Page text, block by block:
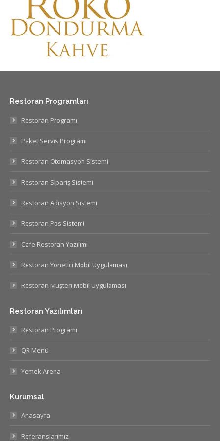
Restoran Programları
Restoran Programı
Paket Servis Programı
Restoran Otomasyon Sistemi
Restoran Sipariş Sistemi
Restoran Adisyon Sistemi
Restoran Pos Sistemi
Cafe Restoran Yazılımı
Restoran Yönetici Mobil Uygulaması
Restoran Müşteri Mobil Uygulaması
Restoran Yazılımları
Restoran Programı
QR Menü
Yemek Arena
Kurumsal
Anasayfa
Referanslarımız